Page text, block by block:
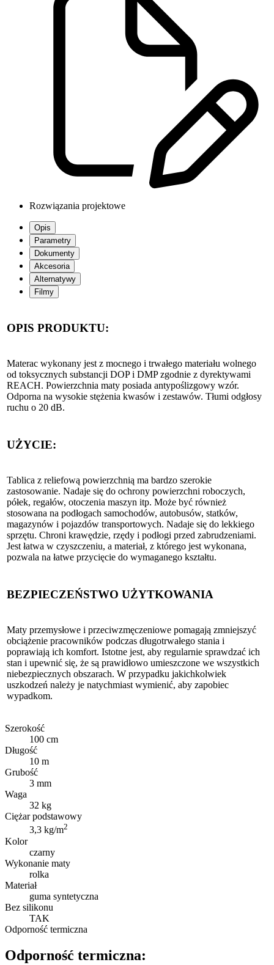
Rozwiązania projektowe
Opis
Parametry
Dokumenty
Akcesoria
Alternatywy
Filmy
OPIS PRODUKTU:
Materac wykonany jest z mocnego i trwałego materiału wolnego
od toksycznych substancji DOP i DMP zgodnie z dyrektywami
REACH. Powierzchnia maty posiada antypoślizgowy wzór.
Odporna na wysokie stężenia kwasów i zestawów. Tłumi odgłosy
ruchu o 20 dB.
UŻYCIE:
Tablica z reliefową powierzchnią ma bardzo szerokie
zastosowanie. Nadaje się do ochrony powierzchni roboczych,
półek, regałów, otoczenia maszyn itp. Może być również
stosowana na podłogach samochodów, autobusów, statków,
magazynów i pojazdów transportowych. Nadaje się do lekkiego
sprzętu. Chroni krawędzie, rzędy i podłogi przed zabrudzeniami.
Jest łatwa w czyszczeniu, a materiał, z którego jest wykonana,
pozwala na łatwe przycięcie do wymaganego kształtu.
BEZPIECZEŃSTWO UŻYTKOWANIA
Maty przemysłowe i przeciwzmęczeniowe pomagają zmniejszyć
obciążenie pracowników podczas długotrwałego stania i
poprawiają ich komfort. Istotne jest, aby regularnie sprawdzać ich
stan i upewnić się, że są prawidłowo umieszczone we wszystkich
niebezpiecznych obszarach. W przypadku jakichkolwiek
uszkodzeń należy je natychmiast wymienić, aby zapobiec
wypadkom.
Szerokość
100 cm
Długość
10 m
Grubość
3 mm
Waga
32 kg
Ciężar podstawowy
3,3 kg/m2
Kolor
czarny
Wykonanie maty
rolka
Materiał
guma syntetyczna
Bez silikonu
TAK
Odporność termiczna
Odporność termiczna: